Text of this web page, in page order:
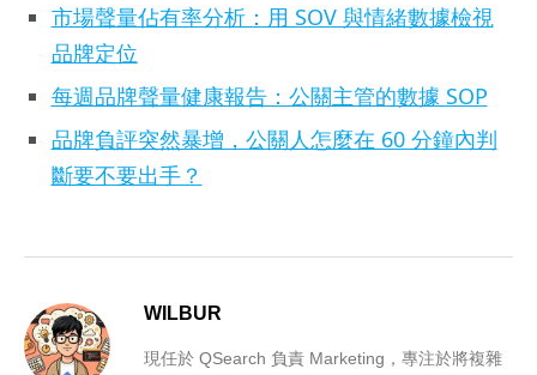
市場聲量佔有率分析：用 SOV 與情緒數據檢視
品牌定位
每週品牌聲量健康報告：公關主管的數據 SOP
品牌負評突然暴增，公關人怎麼在 60 分鐘內判
斷要不要出手？
WILBUR
現任於 QSearch 負責 Marketing，專注於將複雜